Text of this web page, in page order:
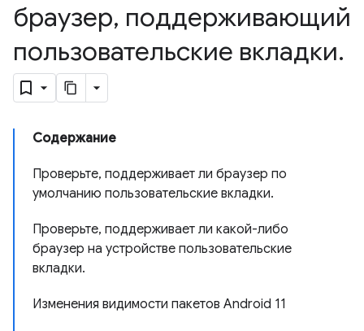
браузер, поддерживающий
пользовательские вкладки.
Содержание
Проверьте, поддерживает ли браузер по
умолчанию пользовательские вкладки.
Проверьте, поддерживает ли какой-либо
браузер на устройстве пользовательские
вкладки.
Изменения видимости пакетов Android 11